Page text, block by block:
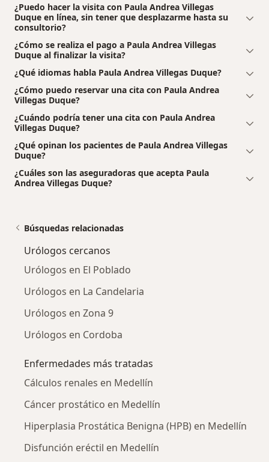
¿Puedo hacer la visita con Paula Andrea Villegas
Duque en línea, sin tener que desplazarme hasta su
consultorio?
¿Cómo se realiza el pago a Paula Andrea Villegas
Duque al finalizar la visita?
¿Qué idiomas habla Paula Andrea Villegas Duque?
¿Cómo puedo reservar una cita con Paula Andrea
Villegas Duque?
¿Cuándo podría tener una cita con Paula Andrea
Villegas Duque?
¿Qué opinan los pacientes de Paula Andrea Villegas
Duque?
¿Cuáles son las aseguradoras que acepta Paula
Andrea Villegas Duque?
Búsquedas relacionadas
Urólogos cercanos
Urólogos en El Poblado
Urólogos en La Candelaria
Urólogos en Zona 9
Urólogos en Cordoba
Enfermedades más tratadas
Cálculos renales en Medellín
Cáncer prostático en Medellín
Hiperplasia Prostática Benigna (HPB) en Medellín
Disfunción eréctil en Medellín